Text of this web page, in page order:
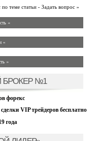
теме статьи - Задать вопрос »
«
«
»
№1
форекс
VIP трейдеров бесплатно
года